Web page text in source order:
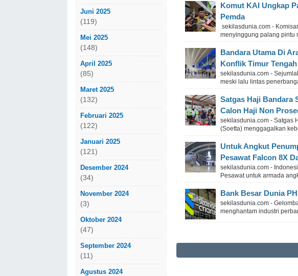
Juni 2025
(119)
Mei 2025
(148)
April 2025
(85)
Maret 2025
(132)
Februari 2025
(122)
Januari 2025
(121)
Desember 2024
(34)
November 2024
(3)
Oktober 2024
(47)
September 2024
(11)
Agustus 2024
Komut KAI Ungkap
Pemda
sekilasdunia.com -
menyinggung palang pintu
Bandara Utama Di
Konflik Timur Tengah
sekilasdunia.com -
meski lalu lintas
Satgas Haji Bandara
Calon Haji Non
sekilasdunia.com - Satgas
(Soetta) menggagalkan
Untuk Angkut
Pesawat Falcon 8X
sekilasdunia.com -
Pesawat untuk armada
Bank Besar Dunia
sekilasdunia.com -
menghantam industri